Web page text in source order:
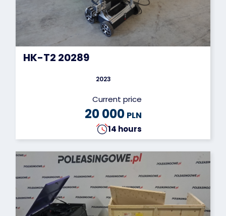
HK-T2 20289
2023
Current price
20 000 PLN
14 hours